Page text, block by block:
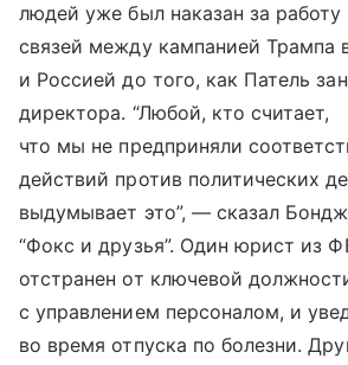
людей уже был наказан за
связей между кампанией Трампа
и Россией до того, как Патель
директора. “Любой, кто считает,
что мы не предприняли
действий против политических
выдумывает это”, — сказал
“Фокс и друзья”. Один юрист из
отстранен от ключевой
с управлением персоналом, и
во время отпуска по болезни.